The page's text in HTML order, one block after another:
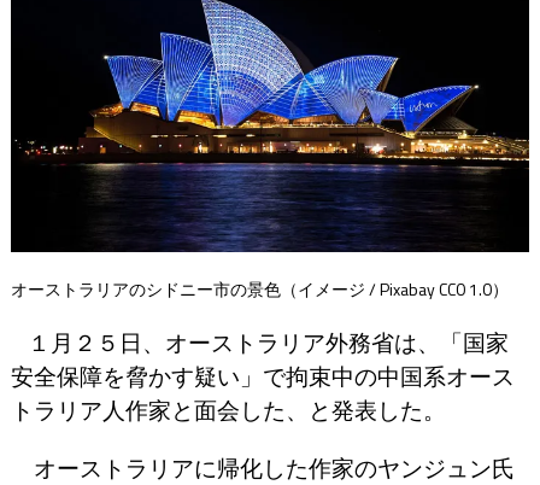
オーストラリアのシドニー市の景色（イメージ / Pixabay CC0 1.0）
１月２５日、オーストラリア外務省は、「国家
安全保障を脅かす疑い」で拘束中の中国系オース
トラリア人作家と面会した、と発表した。
オーストラリアに帰化した作家のヤンジュン氏